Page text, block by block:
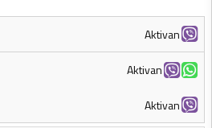
Aktivan
Aktivan
Aktivan